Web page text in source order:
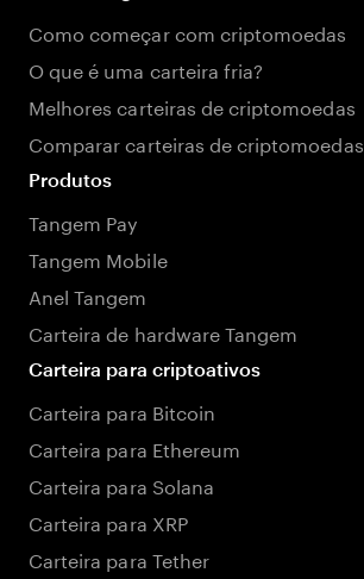
Como começar com criptomoedas
O que é uma carteira fria?
Melhores carteiras de criptomoedas
Comparar carteiras de criptomoedas
Produtos
Tangem Pay
Tangem Mobile
Anel Tangem
Carteira de hardware Tangem
Carteira para criptoativos
Carteira para Bitcoin
Carteira para Ethereum
Carteira para Solana
Carteira para XRP
Carteira para Tether